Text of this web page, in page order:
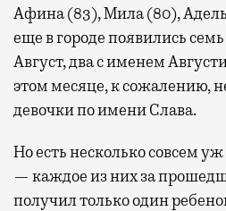
Афина (83), Мила (80),
еще в городе появились
Август, два с именем
этом месяце, к сожалению,
девочки по имени Слава.
Но есть несколько совсем
— каждое из них за
получил только один